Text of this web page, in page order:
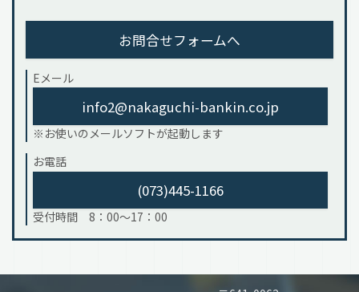
お問合せフォームへ
Eメール
info2@nakaguchi-bankin.co.jp
※お使いのメールソフトが起動します
お電話
(073)445-1166
受付時間 8：00～17：00